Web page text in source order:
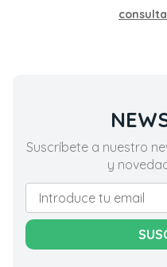
Suscríbete a nuestro
y